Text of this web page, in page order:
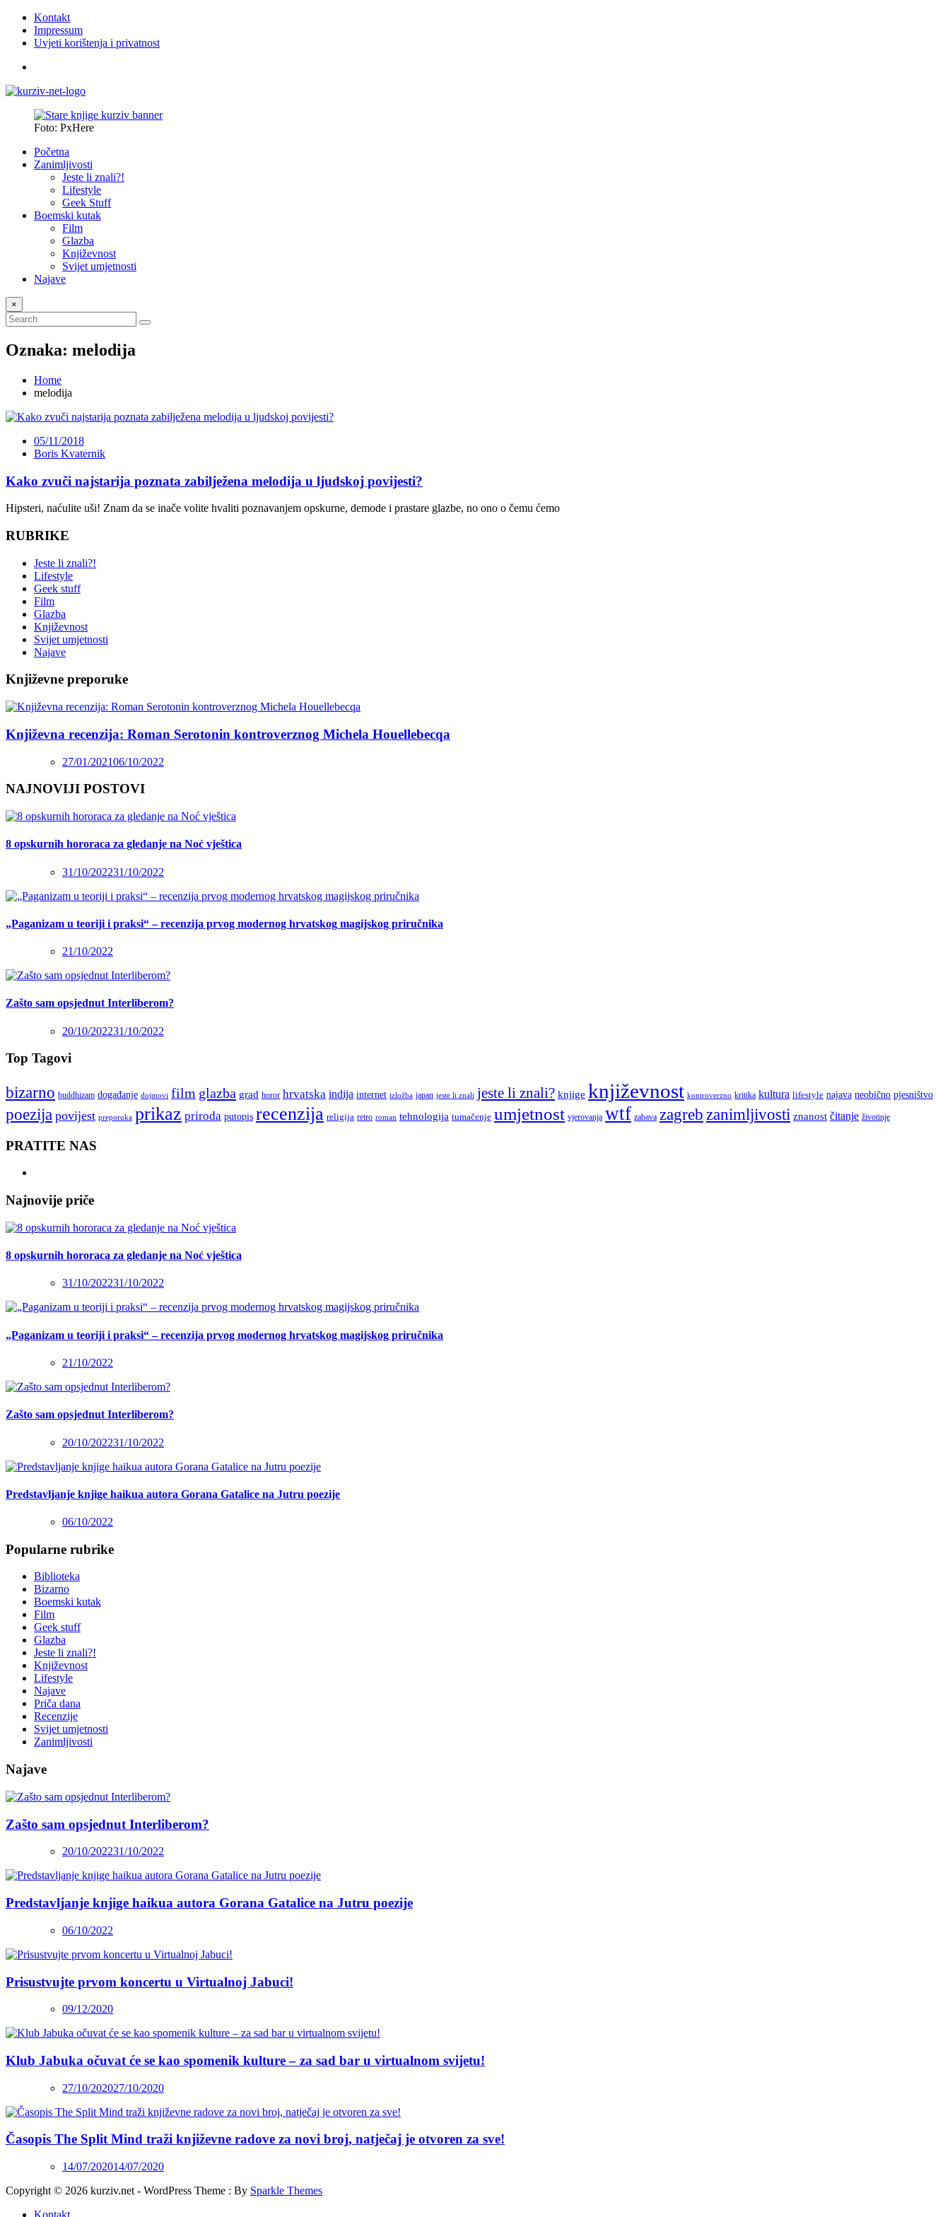
Kontakt
Impressum
Uvjeti korištenja i privatnost
Foto: PxHere
Početna
Zanimljivosti
Jeste li znali?!
Lifestyle
Geek Stuff
Boemski kutak
Film
Glazba
Književnost
Svijet umjetnosti
Najave
×
Oznaka: melodija
Home
melodija
05/11/2018
Boris Kvaternik
Kako zvuči najstarija poznata zabilježena melodija u ljudskoj povijesti?
Hipsteri, naćulite uši! Znam da se inače volite hvaliti poznavanjem opskurne, demode i prastare glazbe, no ono o čemu ćemo
RUBRIKE
Jeste li znali?!
Lifestyle
Geek stuff
Film
Glazba
Književnost
Svijet umjetnosti
Najave
Književne preporuke
Književna recenzija: Roman Serotonin kontroverznog Michela Houellebecqa
27/01/202106/10/2022
NAJNOVIJI POSTOVI
8 opskurnih hororaca za gledanje na Noć vještica
31/10/202231/10/2022
„Paganizam u teoriji i praksi“ – recenzija prvog modernog hrvatskog magijskog priručnika
21/10/2022
Zašto sam opsjednut Interliberom?
20/10/202231/10/2022
Top Tagovi
bizarno buddhizam događanje dojmovi film glazba grad horor hrvatska indija internet izložba japan jeste li znali jeste li znali? knjige književnost kontroverzno kritika kultura lifestyle najava neobično pjesništvo
poezija povijest preporuka prikaz priroda putopis recenzija religija retro roman tehnologija tumačenje umjetnost vjerovanja wtf zabava zagreb zanimljivosti znanost čitanje životinje
PRATITE NAS
Najnovije priče
8 opskurnih hororaca za gledanje na Noć vještica
31/10/202231/10/2022
„Paganizam u teoriji i praksi“ – recenzija prvog modernog hrvatskog magijskog priručnika
21/10/2022
Zašto sam opsjednut Interliberom?
20/10/202231/10/2022
Predstavljanje knjige haikua autora Gorana Gatalice na Jutru poezije
06/10/2022
Popularne rubrike
Biblioteka
Bizarno
Boemski kutak
Film
Geek stuff
Glazba
Jeste li znali?!
Književnost
Lifestyle
Najave
Priča dana
Recenzije
Svijet umjetnosti
Zanimljivosti
Najave
Zašto sam opsjednut Interliberom?
20/10/202231/10/2022
Predstavljanje knjige haikua autora Gorana Gatalice na Jutru poezije
06/10/2022
Prisustvujte prvom koncertu u Virtualnoj Jabuci!
09/12/2020
Klub Jabuka očuvat će se kao spomenik kulture – za sad bar u virtualnom svijetu!
27/10/202027/10/2020
Časopis The Split Mind traži književne radove za novi broj, natječaj je otvoren za sve!
14/07/202014/07/2020
Copyright © 2026 kurziv.net - WordPress Theme : By Sparkle Themes
Kontakt